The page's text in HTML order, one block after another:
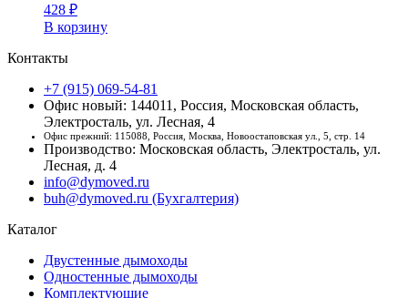
428 ₽
В корзину
Контакты
+7 (915) 069-54-81
Офис новый: 144011, Россия, Московская область,
Электросталь, ул. Лесная, 4
Офис прежний: 115088, Россия, Москва, Новоостаповская ул., 5, стр. 14
Производство: Московская область, Электросталь, ул.
Лесная, д. 4
info@dymoved.ru
buh@dymoved.ru (Бухгалтерия)
Каталог
Двустенные дымоходы
Одностенные дымоходы
Комплектующие